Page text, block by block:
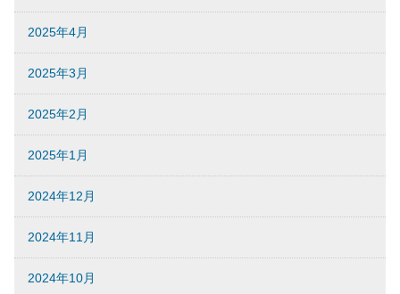
2025年4月
2025年3月
2025年2月
2025年1月
2024年12月
2024年11月
2024年10月